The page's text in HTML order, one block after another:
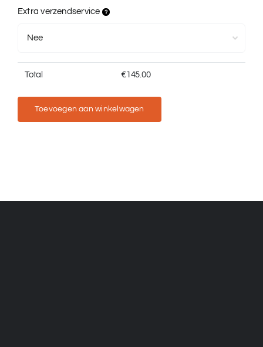
Extra verzendservice
Total €145.00
Toevoegen aan winkelwagen